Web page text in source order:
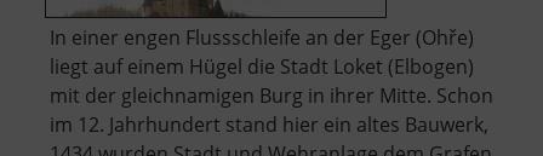
In einer engen Flussschleife an der Eger (Ohře)
liegt auf einem Hügel die Stadt Loket (Elbogen)
mit der gleichnamigen Burg in ihrer Mitte. Schon
im 12. Jahrhundert stand hier ein altes Bauwerk,